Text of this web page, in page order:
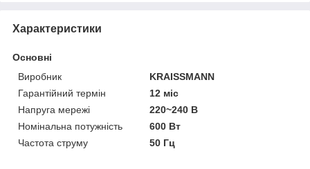
Характеристики
Основні
Виробник
KRAISSMANN
Гарантійний термін
12 міс
Напруга мережі
220~240 В
Номінальна потужність
600 Вт
Частота струму
50 Гц